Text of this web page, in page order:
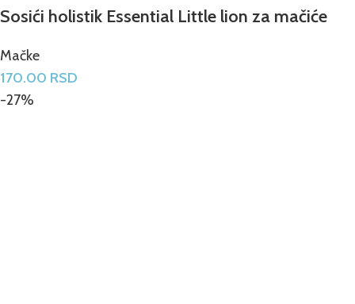
Sosići holistik Essential Little lion za mačiće
Mačke
170.00 RSD
-27%